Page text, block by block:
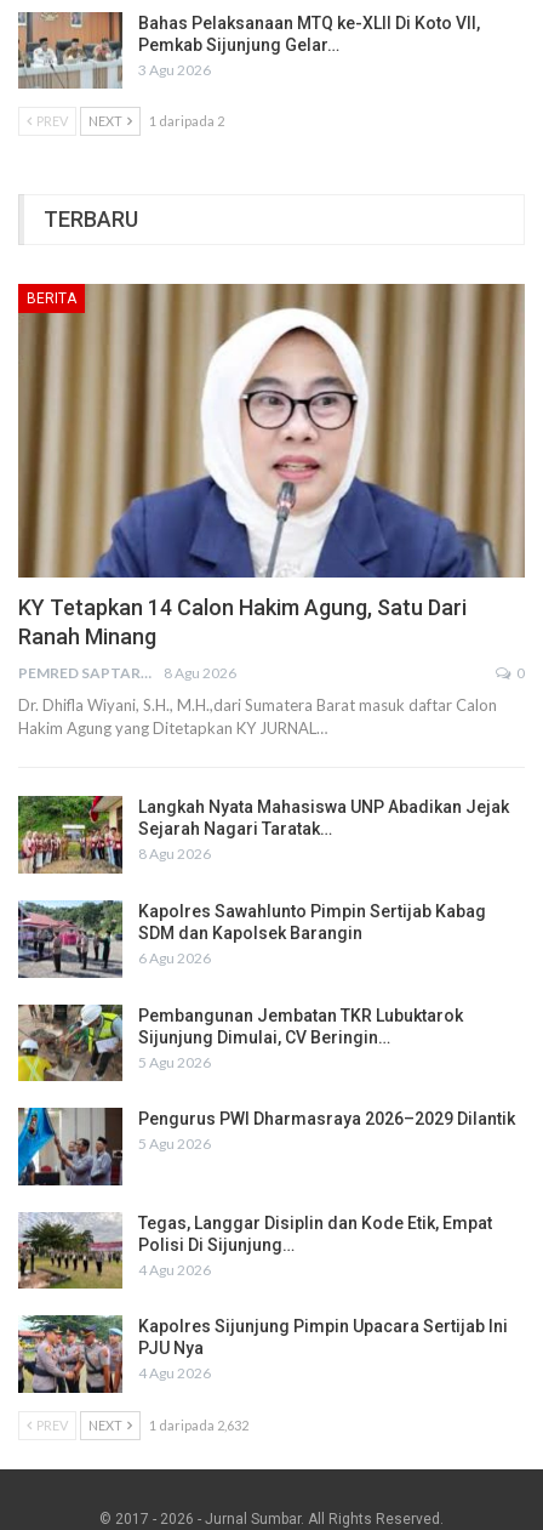
Bahas Pelaksanaan MTQ ke-XLII Di Koto VII,
Pemkab Sijunjung Gelar…
3 Agu 2026
PREV NEXT 1 daripada 2
TERBARU
BERITA
KY Tetapkan 14 Calon Hakim Agung, Satu Dari
Ranah Minang
PEMRED SAPTARIUS 8 Agu 2026 0
Dr. Dhifla Wiyani, S.H., M.H.,dari Sumatera Barat masuk daftar Calon
Hakim Agung yang Ditetapkan KY JURNAL…
Langkah Nyata Mahasiswa UNP Abadikan Jejak
Sejarah Nagari Taratak…
8 Agu 2026
Kapolres Sawahlunto Pimpin Sertijab Kabag
SDM dan Kapolsek Barangin
6 Agu 2026
Pembangunan Jembatan TKR Lubuktarok
Sijunjung Dimulai, CV Beringin…
5 Agu 2026
Pengurus PWI Dharmasraya 2026–2029 Dilantik
5 Agu 2026
Tegas, Langgar Disiplin dan Kode Etik, Empat
Polisi Di Sijunjung…
4 Agu 2026
Kapolres Sijunjung Pimpin Upacara Sertijab Ini
PJU Nya
4 Agu 2026
PREV NEXT 1 daripada 2,632
© 2017 - 2026 - Jurnal Sumbar. All Rights Reserved.